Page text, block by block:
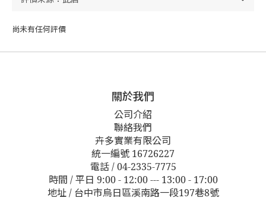
尚未有任何評價
關於我們
公司介紹
聯絡我們
卉多實業有限公司
統一編號 16726227
電話 / 04-2335-7775
時間 / 平日 9:00 - 12:00 --- 13:00 - 17:00
地址 / 台中市烏日區溪南路一段197巷8號